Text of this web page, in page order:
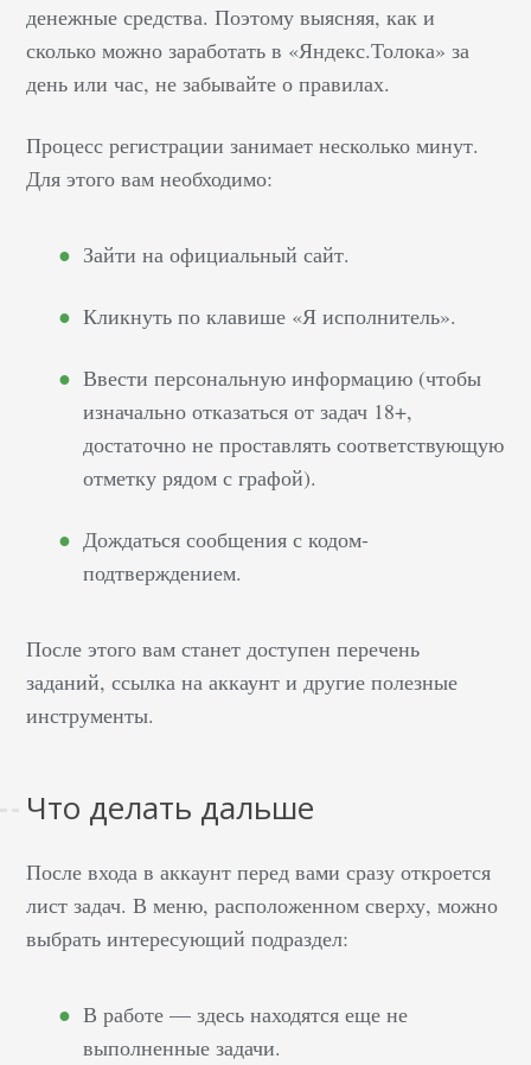
на дорогу. Проблемы,
актуальные для
большинства,
если знать, как стать
фрилансером.
деятельность на дому
плане дохода,
есть и недостатки, о
которых также
желательно знать. Что
такое фриланс Это
созидательный труд,
формате. При
виртуальной
договора и зависеть от
денежные средства. Поэтому выясняя, как и
сколько можно заработать в «Яндекс.Толока» за
день или час, не забывайте о правилах.
Процесс регистрации занимает несколько минут.
Для этого вам необходимо:
Зайти на официальный сайт.
Кликнуть по клавише «Я исполнитель».
Ввести персональную информацию (чтобы
изначально отказаться от задач 18+,
достаточно не проставлять соответствующую
отметку рядом с графой).
Дождаться сообщения с кодом-
подтверждением.
После этого вам станет доступен перечень
заданий, ссылка на аккаунт и другие полезные
инструменты.
Что делать дальше
После входа в аккаунт перед вами сразу откроется
лист задач. В меню, расположенном сверху, можно
выбрать интересующий подраздел:
В работе — здесь находятся еще не
выполненные задачи.